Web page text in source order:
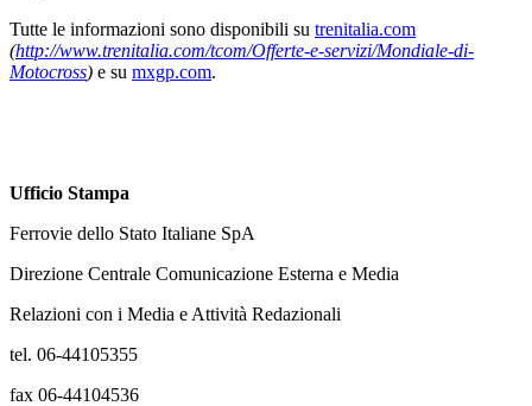
Tutte le informazioni sono disponibili su trenitalia.com
(http://www.trenitalia.com/tcom/Offerte-e-servizi/Mondiale-di-
Motocross) e su mxgp.com.
Ufficio Stampa
Ferrovie dello Stato Italiane SpA
Direzione Centrale Comunicazione Esterna e Media
Relazioni con i Media e Attività Redazionali
tel. 06-44105355
fax 06-44104536